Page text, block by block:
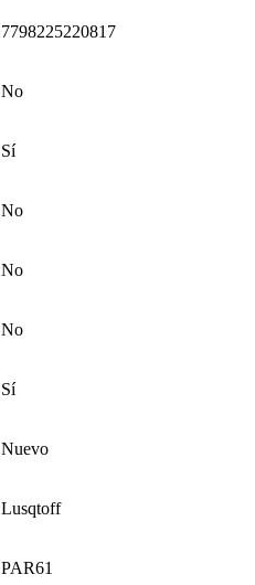
7798225220817
No
Sí
No
No
No
Sí
Nuevo
Lusqtoff
PAR61